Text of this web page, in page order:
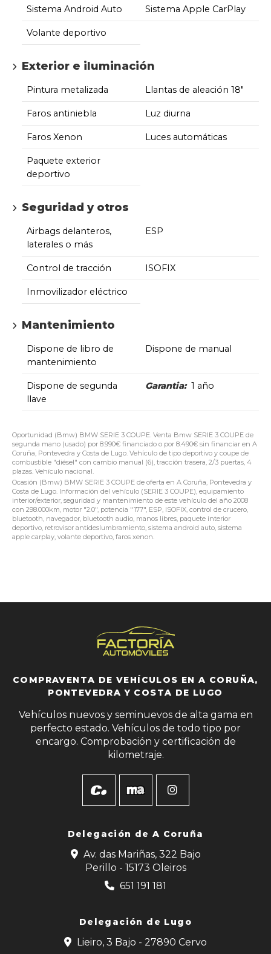
Sistema Android Auto Sistema Apple CarPlay
Volante deportivo
Exterior e iluminación
Pintura metalizada Llantas de aleación 18"
Faros antiniebla Luz diurna
Faros Xenon Luces automáticas
Paquete exterior
deportivo
Seguridad y otros
Airbags delanteros,
laterales o más
ESP
Control de tracción ISOFIX
Inmovilizador eléctrico
Mantenimiento
Dispone de libro de
mantenimiento
Dispone de manual
Dispone de segunda
llave
Garantia: 1 año
Oportunidad (Bmw) BMW SERIE 3 COUPE. Venta Bmw SERIE 3 COUPE de
segunda mano (usado) por 8.990€ financiado o por 8.490€ sin financiar en A
Coruña, Pontevedra y Costa de Lugo. Vehículo de tipo deportivo y coupe de
combustible "diésel" con cambio manual (6), tracción trasera, 2/3 puertas, 4
plazas. Vehículo nacional.
Ocasión (Bmw) BMW SERIE 3 COUPE de oferta en A Coruña, Pontevedra y
Costa de Lugo. Información del vehículo (SERIE 3 COUPE), equipamiento
interior/exterior, seguridad y mantenimiento de este vehículo del año 2008
con 298.000km, motor "2.0", potencia "177", ESP, ISOFIX, control de crucero,
bluetooth, navegador, bluetooth audio, manos libres, paquete interior
deportivo, retrovisor antideslumbramiento, sistema android auto, sistema
apple carplay, volante deportivo, faros xenon.
COMPRAVENTA DE VEHÍCULOS EN A CORUÑA,
PONTEVEDRA Y COSTA DE LUGO
Vehículos nuevos y seminuevos de alta gama en
perfecto estado. Vehículos de todo tipo por
encargo. Comprobación y certificación de
kilometraje.
Delegación deA Coruña
Av. das Mariñas, 322 Bajo
Perillo - 15173 Oleiros
651 191 181
Delegación de Lugo
Lieiro, 3 Bajo - 27890 Cervo